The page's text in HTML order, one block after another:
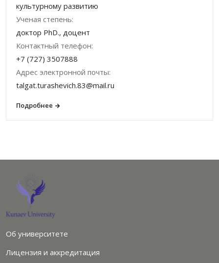
культурному развитию
Ученая степень:
доктор PhD., доцент
Контактный телефон:
+7 (727) 3507888
Адрес электронной почты:
talgat.turashevich.83@mail.ru
Подробнее
Об университете
Лицензия и аккредитация